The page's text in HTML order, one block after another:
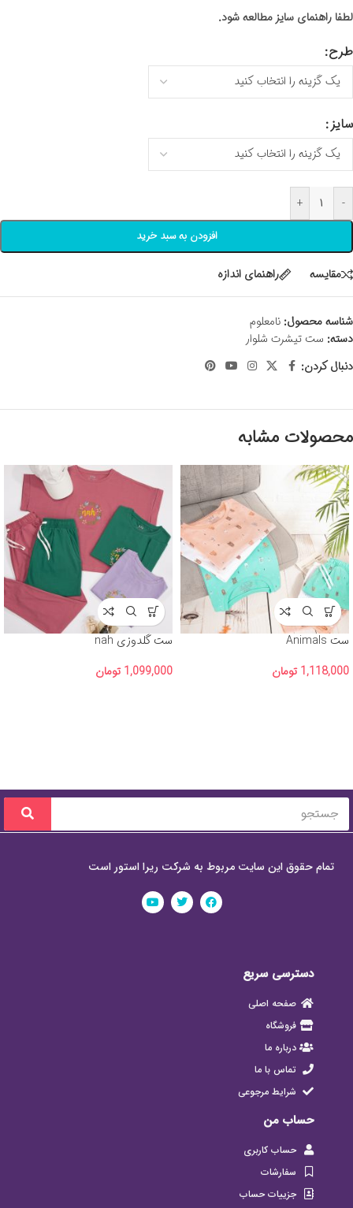
لطفا راهنمای سایز مطالعه شود.
طرح
سایز
-
+
افزودن به سبد خرید
مقايسه راهنمای اندازه
شناسه محصول: نامعلوم
دسته: ست تیشرت شلوار
دنبال کردن:
محصولات مشابه
ست Animals
1,118,000 تومان
ست گلدوزی nah
1,099,000 تومان
تمام حقوق این سایت مربوط به شرکت ریرا استور است
دسترسی سریع
صفحه اصلی
فروشگاه
درباره ما
تماس با ما
شرایط مرجوعی
حساب من
حساب کاربری
سفارشات
جزییات حساب